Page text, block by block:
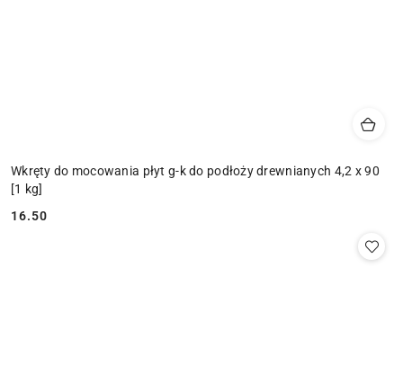
Wkręty do mocowania płyt g-k do podłoży drewnianych 4,2 x 90
[1 kg]
Cena:
16.50